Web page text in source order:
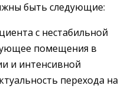
быть следующие:
с нестабильной
помещения в
и интенсивной
перехода на